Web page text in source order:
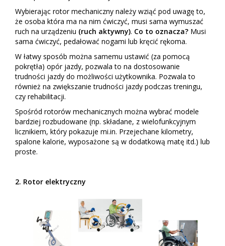
Wybierając rotor mechaniczny należy wziąć pod uwagę to,
że osoba która ma na nim ćwiczyć, musi sama wymuszać
ruch na urządzeniu (ruch aktywny). Co to oznacza? Musi
sama ćwiczyć, pedałować nogami lub kręcić rękoma.
W łatwy sposób można samemu ustawić (za pomocą
pokrętła) opór jazdy, pozwala to na dostosowanie
trudności jazdy do możliwości użytkownika. Pozwala to
również na zwiększanie trudności jazdy podczas treningu,
czy rehabilitacji.
Spośród rotorów mechanicznych można wybrać modele
bardziej rozbudowane (np. składane, z wielofunkcyjnym
licznikiem, który pokazuje mi.in. Przejechane kilometry,
spalone kalorie, wyposażone są w dodatkową matę itd.) lub
proste.
2. Rotor elektryczny